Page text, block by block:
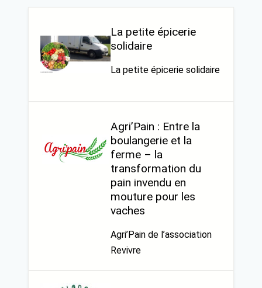
La petite épicerie
solidaire
La petite épicerie solidaire
Agri’Pain : Entre la
boulangerie et la
ferme – la
transformation du
pain invendu en
mouture pour les
vaches
Agri’Pain de l’association
Revivre